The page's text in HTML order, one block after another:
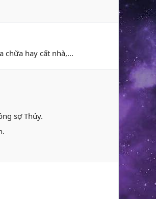
chữa hay cất nhà,...
sợ Thủy.